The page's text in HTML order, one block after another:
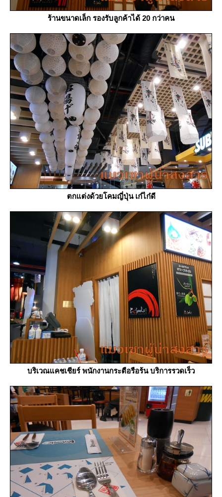
ร้านขนาดเล็ก รองรับลูกค้าได้ 20 กว่าคน
ตกแต่งด้วยโคมญี่ปุ่น เก๋ไก๋ดี
บริเวณแคชเชียร์ พนักงานกระตือรือร้น บริการรวดเร็ว